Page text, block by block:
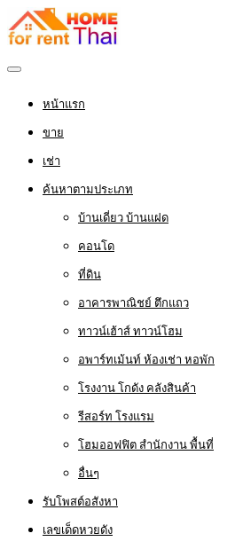
หน้าแรก
ขาย
เช่า
ค้นหาตามประเภท
บ้านเดี่ยว บ้านแฝด
คอนโด
ที่ดิน
อาคารพาณิชย์ ตึกแถว
ทาวน์เฮ้าส์ ทาวน์โฮม
อพาร์ทเม้นท์ ห้องเช่า หอพัก
โรงงาน โกดัง คลังสินค้า
รีสอร์ท โรงแรม
โฮมออฟฟิต สำนักงาน พื้นที่
อื่นๆ
รับโพสต์อสังหา
เลขเด็ดหวยดัง